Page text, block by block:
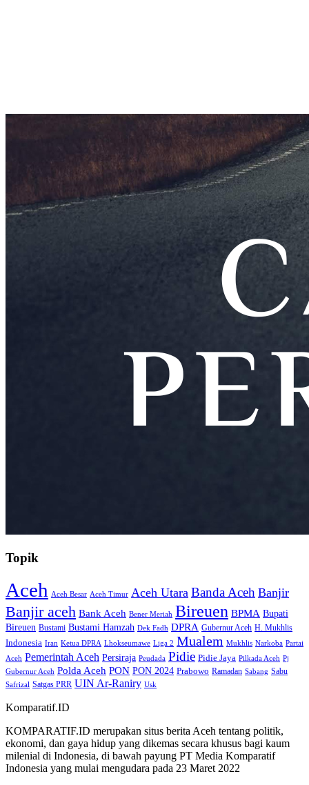
Topik
Aceh Aceh Besar Aceh Timur Aceh Utara Banda Aceh Banjir
Banjir aceh Bank Aceh Bener Meriah Bireuen BPMA Bupati
Bireuen Bustami Bustami Hamzah Dek Fadh DPRA Gubernur Aceh H. Mukhlis
Indonesia Iran Ketua DPRA Lhokseumawe Liga 2 Mualem Mukhlis Narkoba Partai
Aceh Pemerintah Aceh Persiraja Peudada Pidie Pidie Jaya Pilkada Aceh Pj
Gubernur Aceh Polda Aceh PON PON 2024 Prabowo Ramadan Sabang Sabu
Safrizal Satgas PRR UIN Ar-Raniry Usk
Komparatif.ID
KOMPARATIF.ID merupakan situs berita Aceh tentang politik,
ekonomi, dan gaya hidup yang dikemas secara khusus bagi kaum
milenial di Indonesia, di bawah payung PT Media Komparatif
Indonesia yang mulai mengudara pada 23 Maret 2022